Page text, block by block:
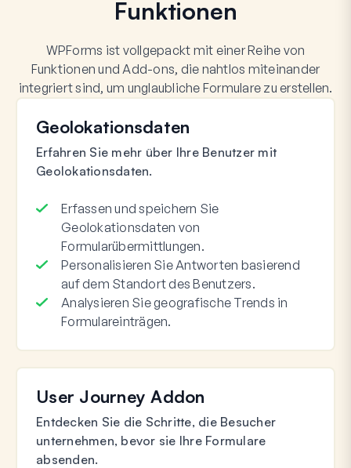
Funktionen
WPForms ist vollgepackt mit einer Reihe von
Funktionen und Add-ons, die nahtlos miteinander
integriert sind, um unglaubliche Formulare zu erstellen.
Geolokationsdaten
Erfahren Sie mehr über Ihre Benutzer mit
Geolokationsdaten.
Erfassen und speichern Sie
Geolokationsdaten von
Formularübermittlungen.
Personalisieren Sie Antworten basierend
auf dem Standort des Benutzers.
Analysieren Sie geografische Trends in
Formulareinträgen.
User Journey Addon
Entdecken Sie die Schritte, die Besucher
unternehmen, bevor sie Ihre Formulare
absenden.